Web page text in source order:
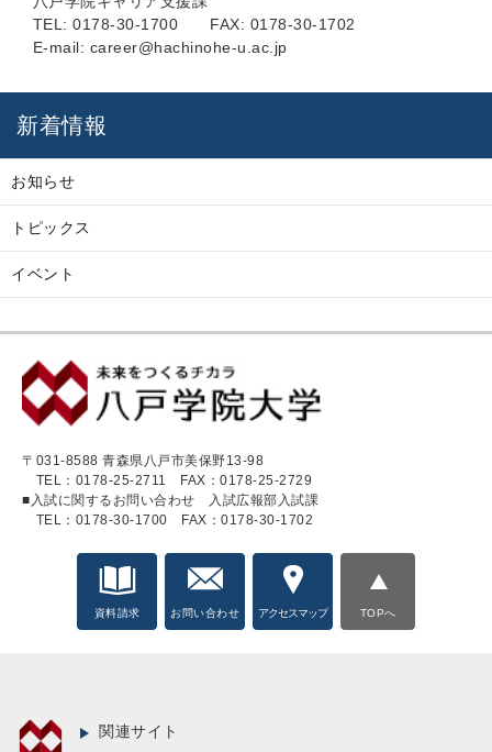
TEL: 0178-30-1700 FAX: 0178-30-1702
E-mail: career@hachinohe-u.ac.jp
新着情報
お知らせ
トピックス
イベント
〒031-8588 青森県八戸市美保野13-98
TEL：0178-25-2711
FAX：0178-25-2729
■入試に関するお問い合わせ 入試広報部入試課
TEL：0178-30-1700 FAX：0178-30-1702
資料請求 お問い合わせ アクセスマップ TOPへ
関連サイト